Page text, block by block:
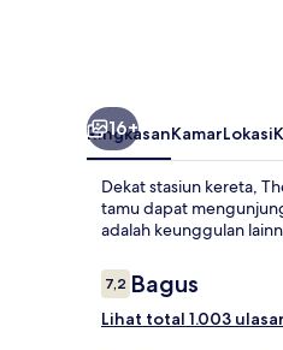
16+
RingkasanKamarLokasi
Dekat stasiun kereta,
tamu dapat
adalah keunggulan
Ulasan
7,27,2 dari 10
Bagus
Lihat total 1.003